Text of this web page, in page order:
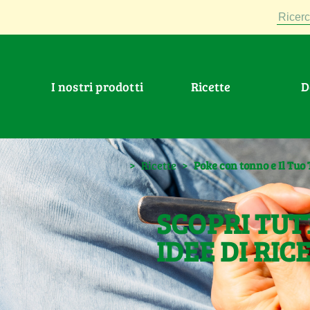
I nostri prodotti Ricette
> Ricette > Poke con tonno e Il Tuo
SCOPRI
IDEE DI